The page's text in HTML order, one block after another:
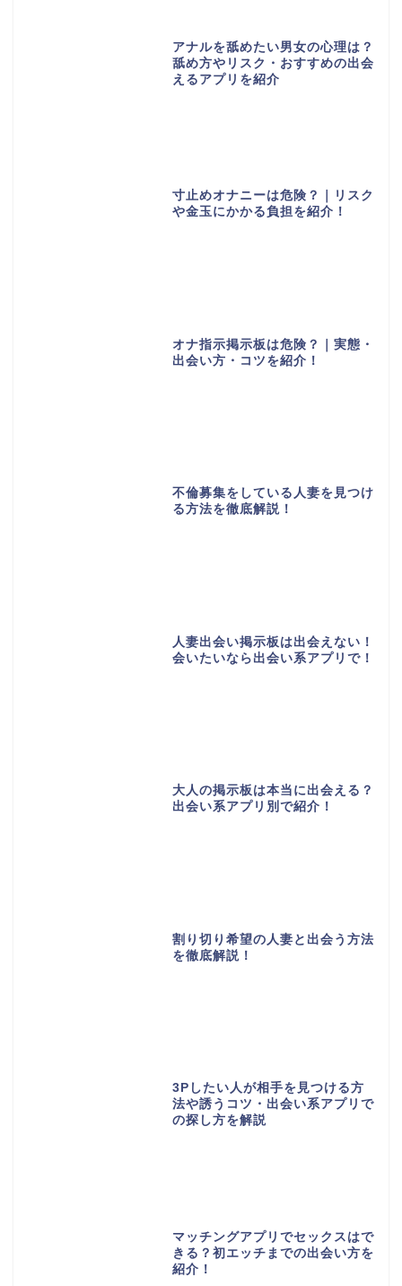
アナルを舐めたい男女の心理は？
舐め方やリスク・おすすめの出会
えるアプリを紹介
寸止めオナニーは危険？｜リスク
や金玉にかかる負担を紹介！
オナ指示掲示板は危険？｜実態・
出会い方・コツを紹介！
不倫募集をしている人妻を見つけ
る方法を徹底解説！
人妻出会い掲示板は出会えない！
会いたいなら出会い系アプリで！
大人の掲示板は本当に出会える？
出会い系アプリ別で紹介！
割り切り希望の人妻と出会う方法
を徹底解説！
3Pしたい人が相手を見つける方
法や誘うコツ・出会い系アプリで
の探し方を解説
マッチングアプリでセックスはで
きる？初エッチまでの出会い方を
紹介！